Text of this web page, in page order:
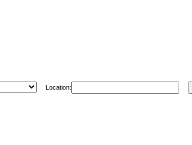
Location: